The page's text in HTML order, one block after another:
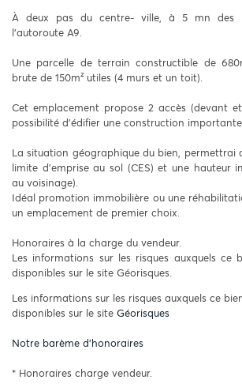
À deux pas du centre- ville, à 5 mn des
l'autoroute A9.
Une parcelle de terrain constructible de
brute de 150m² utiles (4 murs et un toit).
Cet emplacement propose 2 accès (devant
possibilité d'édifier une construction importante
La situation géographique du bien, permettrai
limite d'emprise au sol (CES) et une hauteur
au voisinage).
Idéal promotion immobilière ou une
un emplacement de premier choix.
Honoraires à la charge du vendeur.
Les informations sur les risques auxquels ce
disponibles sur le site Géorisques.
Les informations sur les risques auxquels ce
disponibles sur le site Géorisques
Notre barème d'honoraires
* Honoraires charge vendeur.